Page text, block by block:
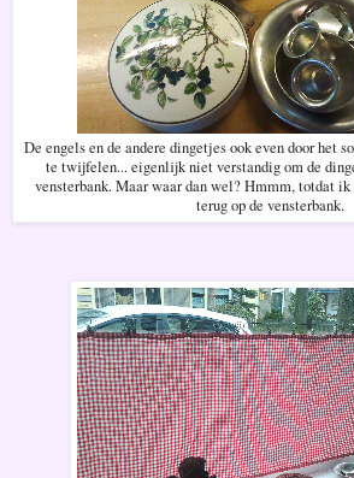
De engels en de andere dingetjes ook even door het
te twijfelen... eigenlijk niet verstandig om de
vensterbank. Maar waar dan wel? Hmmm, totdat
terug op de vensterbank.